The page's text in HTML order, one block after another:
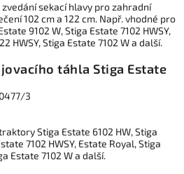
sekací hlavy pro zahradní
102 cm a 122 cm. Např. vhodné pro
9102 W, Stiga Estate 7102 HWSY,
HWSY, Stiga Estate 7102 W a další.
táhla Stiga Estate
3
Stiga Estate 6102 HW, Stiga
7102 HWSY, Estate Royal, Stiga
Estate 7102 W a další.